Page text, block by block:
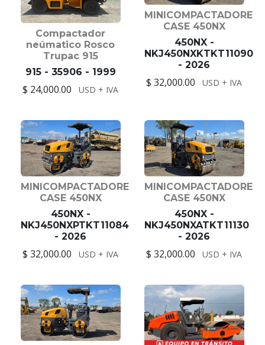
Compactador
neúmatico Rosco
Trupac 915
915 - 35906 - 1999
$ 24,000.00 USD + IVA
MINICOMPACTADORE
CASE 450NX
450NX -
NKJ450NXKTKT11090
- 2026
$ 32,000.00 USD + IVA
MINICOMPACTADORE
CASE 450NX
450NX -
NKJ450NXPTKT11084
- 2026
$ 32,000.00 USD + IVA
MINICOMPACTADORE
CASE 450NX
450NX -
NKJ450NXATKT11130
- 2026
$ 32,000.00 USD + IVA